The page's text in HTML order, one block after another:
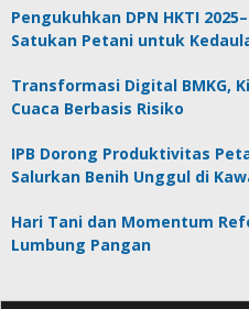
Pengukuhkan DPN HKTI
Satukan Petani untuk
Transformasi Digital BMKG,
Cuaca Berbasis Risiko
IPB Dorong Produktivitas
Salurkan Benih Unggul di
Hari Tani dan Momentum
Lumbung Pangan